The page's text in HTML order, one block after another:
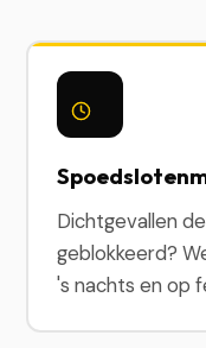
Dichtgevallen
geblokkeerd?
's nachts en op